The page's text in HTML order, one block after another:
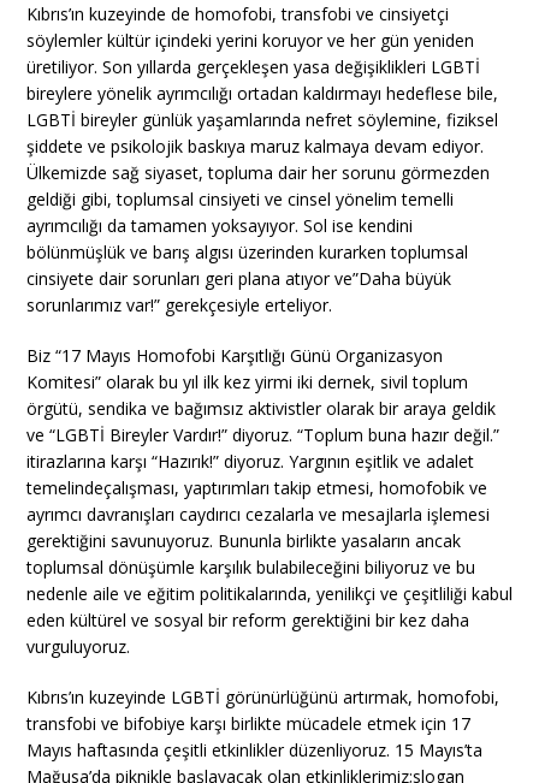
Kıbrıs’ın kuzeyinde de homofobi, transfobi ve cinsiyetçi
söylemler kültür içindeki yerini koruyor ve her gün yeniden
üretiliyor. Son yıllarda gerçekleşen yasa değişiklikleri LGBTİ
bireylere yönelik ayrımcılığı ortadan kaldırmayı hedeflese bile,
LGBTİ bireyler günlük yaşamlarında nefret söylemine, fiziksel
şiddete ve psikolojik baskıya maruz kalmaya devam ediyor.
Ülkemizde sağ siyaset, topluma dair her sorunu görmezden
geldiği gibi, toplumsal cinsiyeti ve cinsel yönelim temelli
ayrımcılığı da tamamen yoksayıyor. Sol ise kendini
bölünmüşlük ve barış algısı üzerinden kurarken toplumsal
cinsiyete dair sorunları geri plana atıyor ve”Daha büyük
sorunlarımız var!” gerekçesiyle erteliyor.
Biz “17 Mayıs Homofobi Karşıtlığı Günü Organizasyon
Komitesi” olarak bu yıl ilk kez yirmi iki dernek, sivil toplum
örgütü, sendika ve bağımsız aktivistler olarak bir araya geldik
ve “LGBTİ Bireyler Vardır!” diyoruz. “Toplum buna hazır değil.”
itirazlarına karşı “Hazırık!” diyoruz. Yargının eşitlik ve adalet
temelindeçalışması, yaptırımları takip etmesi, homofobik ve
ayrımcı davranışları caydırıcı cezalarla ve mesajlarla işlemesi
gerektiğini savunuyoruz. Bununla birlikte yasaların ancak
toplumsal dönüşümle karşılık bulabileceğini biliyoruz ve bu
nedenle aile ve eğitim politikalarında, yenilikçi ve çeşitliliği kabul
eden kültürel ve sosyal bir reform gerektiğini bir kez daha
vurguluyoruz.
Kıbrıs’ın kuzeyinde LGBTİ görünürlüğünü artırmak, homofobi,
transfobi ve bifobiye karşı birlikte mücadele etmek için 17
Mayıs haftasında çeşitli etkinlikler düzenliyoruz. 15 Mayıs’ta
Mağusa’da piknikle başlayacak olan etkinliklerimiz;slogan